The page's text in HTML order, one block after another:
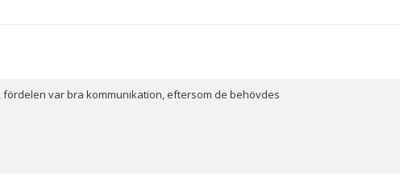
var bra kommunikation, eftersom de behövdes